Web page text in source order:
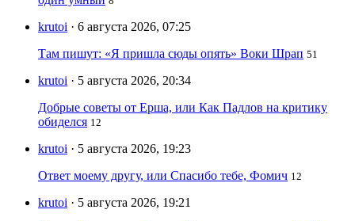
krutoi · 6 августа 2026, 07:25
Там пишут: «Я пришла сюды опять» Воки Шрап 51
krutoi · 5 августа 2026, 20:34
Добрые советы от Ерша, или Как Падлов на критику
обиделся 12
krutoi · 5 августа 2026, 19:23
Ответ моему другу, или Спасибо тебе, Фомич 12
krutoi · 5 августа 2026, 19:21